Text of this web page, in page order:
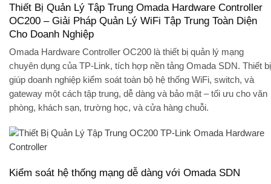
Thiết Bị Quản Lý Tập Trung Omada Hardware Controller
OC200 – Giải Pháp Quản Lý WiFi Tập Trung Toàn Diện
Cho Doanh Nghiệp
Omada Hardware Controller OC200 là thiết bị quản lý mạng
chuyên dụng của TP-Link, tích hợp nền tảng Omada SDN. Thiết bị
giúp doanh nghiệp kiểm soát toàn bộ hệ thống WiFi, switch, và
gateway một cách tập trung, dễ dàng và bảo mật – tối ưu cho văn
phòng, khách sạn, trường học, và cửa hàng chuỗi.
Kiểm soát hệ thống mạng dễ dàng với Omada SDN